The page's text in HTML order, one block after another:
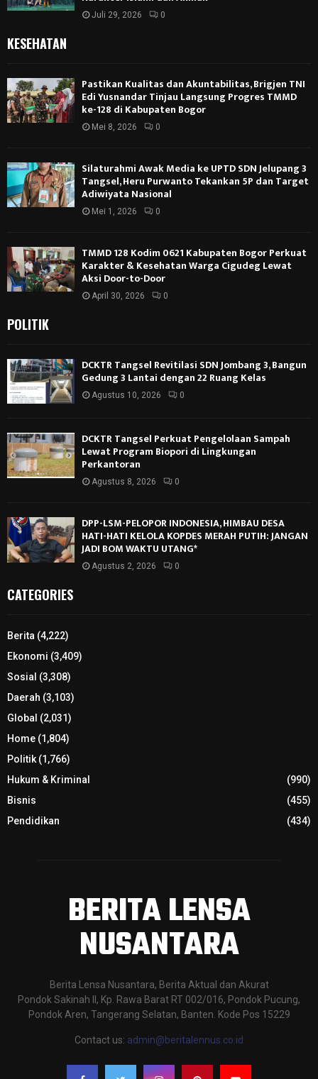
Juli 29, 2026 0
KESEHATAN
Pastikan Kualitas dan Akuntabilitas, Brigjen TNI
Edi Yusnandar Tinjau Langsung Progres TMMD
ke-128 di Kabupaten Bogor
Mei 8, 2026 0
Silaturahmi Awak Media ke UPTD SDN Jelupang 3
Tangsel, Heru Purwanto Tekankan 5P dan Target
Adiwiyata Nasional
Mei 1, 2026 0
TMMD 128 Kodim 0621 Kabupaten Bogor Perkuat
Karakter & Kesehatan Warga Cigudeg Lewat
Aksi Door-to-Door
April 30, 2026 0
POLITIK
DCKTR Tangsel Revitilasi SDN Jombang 3, Bangun
Gedung 3 Lantai dengan 22 Ruang Kelas
Agustus 10, 2026 0
DCKTR Tangsel Perkuat Pengelolaan Sampah
Lewat Program Biopori di Lingkungan
Perkantoran
Agustus 8, 2026 0
DPP-LSM-PELOPOR INDONESIA, HIMBAU DESA
HATI-HATI KELOLA KOPDES MERAH PUTIH: JANGAN
JADI BOM WAKTU UTANG*
Agustus 2, 2026 0
CATEGORIES
Berita (4,222)
Ekonomi (3,409)
Sosial (3,308)
Daerah (3,103)
Global (2,031)
Home (1,804)
Politik(1,766)
Hukum & Kriminal
(990)
Bisnis
(455)
Pendidikan
(434)
BERITA LENSA
NUSANTARA
Berita Lensa Nusantara, Berita Aktual dan Akurat
Pondok Sakinah II, Kp. Rawa Barat RT 002/016, Pondok Pucung,
Pondok Aren, Tangerang Selatan, Banten. Kode Pos 15229
Contact us: admin@beritalennus.co.id